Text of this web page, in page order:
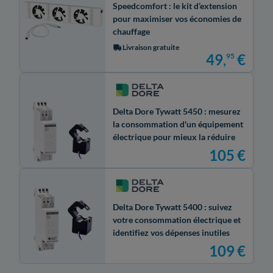
Speedcomfort : le kit d’extension
pour maximiser vos économies de
chauffage
Livraison gratuite
49,95 €
Delta Dore Tywatt 5450 : mesurez
la consommation d'un équipement
électrique pour mieux la réduire
105€
Delta Dore Tywatt 5400 : suivez
votre consommation électrique et
identifiez vos dépenses inutiles
109€